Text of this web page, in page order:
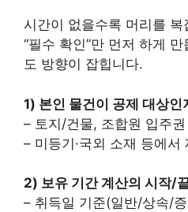
시간이 없을수록 머리를
“필수 확인”만 먼저 하게
도 방향이 잡힙니다.
1) 본인 물건이 공제 대상인
– 토지/건물, 조합원 입주
– 미등기·국외 소재 등에서
2) 보유 기간 계산의 시작/
– 취득일 기준(일반/상속/